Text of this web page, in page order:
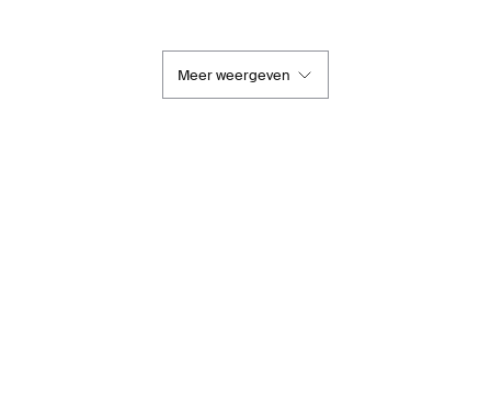
Meer weergeven